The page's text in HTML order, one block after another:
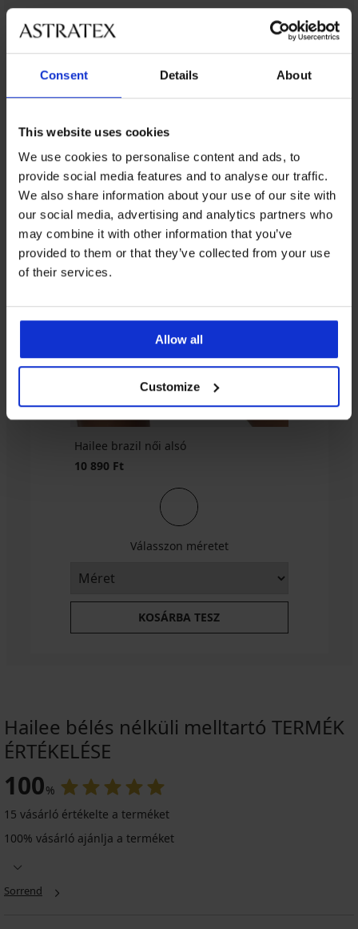
Consent Details About
This website uses cookies
We use cookies to personalise content and ads, to
provide social media features and to analyse our traffic.
We also share information about your use of our site with
our social media, advertising and analytics partners who
may combine it with other information that you’ve
provided to them or that they’ve collected from your use
of their services.
Allow all
Customize
Ugyanebből a kollekcióból
Hailee brazil női alsó
10 890 Ft
Válasszon méretet
KOSÁRBA TESZ
Hailee bélés nélküli melltartó TERMÉK
ÉRTÉKELÉSE
100%
15 vásárló értékelte a terméket
100% vásárló ajánlja a terméket
Sorrend